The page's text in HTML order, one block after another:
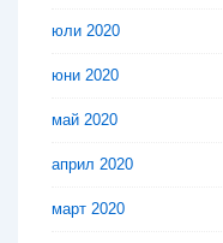
юли 2020
юни 2020
май 2020
април 2020
март 2020